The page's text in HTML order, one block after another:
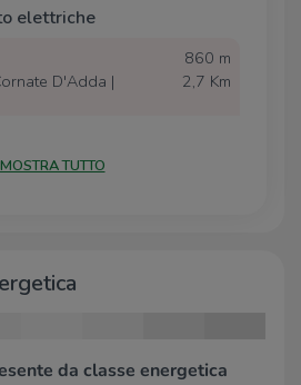
elettriche
860 m
D'Adda |
2,7 Km
Chiesa e
MOSTRA TUTTO
da classe energetica